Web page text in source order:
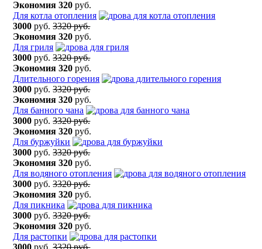
Экономия 320 руб.
Для котла отопления
3000 руб.3320 руб.
Экономия 320 руб.
Для гриля
3000 руб.3320 руб.
Экономия 320 руб.
Длительного горения
3000 руб.3320 руб.
Экономия 320 руб.
Для банного чана
3000 руб.3320 руб.
Экономия 320 руб.
Для буржуйки
3000 руб.3320 руб.
Экономия 320 руб.
Для водяного отопления
3000 руб.3320 руб.
Экономия 320 руб.
Для пикника
3000 руб.3320 руб.
Экономия 320 руб.
Для растопки
3000 руб.3320 руб.